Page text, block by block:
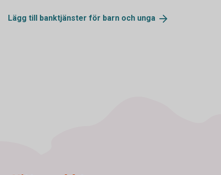
Lägg till banktjänster för barn och unga